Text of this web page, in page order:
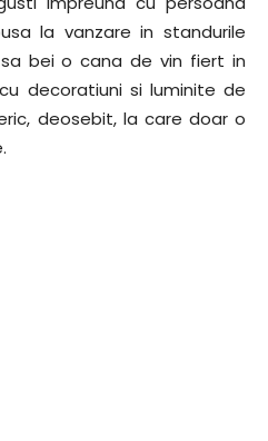
la vanzare in standurile
bei o cana de vin fiert in
decoratiuni si luminite de
deosebit, la care doar o